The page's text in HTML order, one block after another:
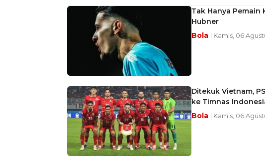
Tak Hanya Pemain
Hubner
Bola | Kamis, 06
Ditekuk Vietnam,
ke Timnas
Bola | Kamis, 06